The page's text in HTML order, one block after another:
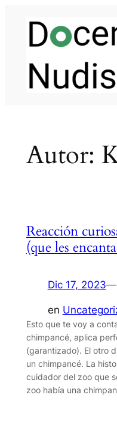
contenido
Autor:
Reacción
(que les
Dic 17, 2023—
en
Esto que te voy a
chimpancé, aplica
(garantizado). El otro
un chimpancé. La
cuidador del zoo que
zoo había una